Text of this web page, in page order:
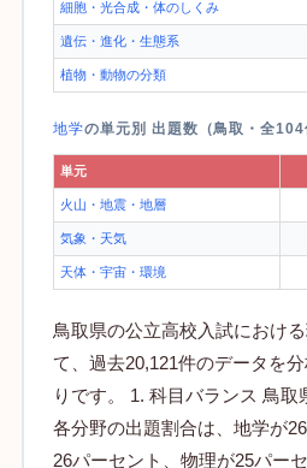
細胞・光合成・体のしくみ
遺伝・進化・生態系
植物・動物の分類
地学の単元別 出題数（鳥取・全104
単元
火山・地震・地層
気象・天気
天体・宇宙・環境
鳥取県の公立高校入試におけ
て、過去20,121件のデータを
りです。 1. 科目バランス 鳥取
各分野の出題割合は、地学が
26パーセント、物理が25パー